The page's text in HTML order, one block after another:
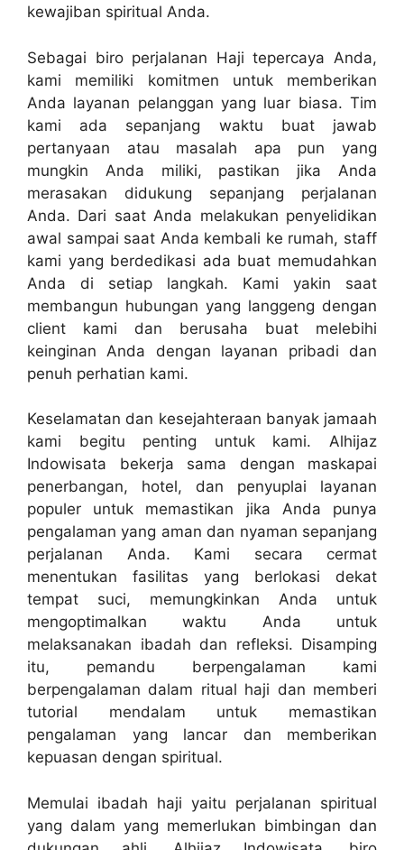
kewajiban spiritual Anda.
Sebagai biro perjalanan Haji tepercaya Anda,
kami memiliki komitmen untuk memberikan
Anda layanan pelanggan yang luar biasa. Tim
kami ada sepanjang waktu buat jawab
pertanyaan atau masalah apa pun yang
mungkin Anda miliki, pastikan jika Anda
merasakan didukung sepanjang perjalanan
Anda. Dari saat Anda melakukan penyelidikan
awal sampai saat Anda kembali ke rumah, staff
kami yang berdedikasi ada buat memudahkan
Anda di setiap langkah. Kami yakin saat
membangun hubungan yang langgeng dengan
client kami dan berusaha buat melebihi
keinginan Anda dengan layanan pribadi dan
penuh perhatian kami.
Keselamatan dan kesejahteraan banyak jamaah
kami begitu penting untuk kami. Alhijaz
Indowisata bekerja sama dengan maskapai
penerbangan, hotel, dan penyuplai layanan
populer untuk memastikan jika Anda punya
pengalaman yang aman dan nyaman sepanjang
perjalanan Anda. Kami secara cermat
menentukan fasilitas yang berlokasi dekat
tempat suci, memungkinkan Anda untuk
mengoptimalkan waktu Anda untuk
melaksanakan ibadah dan refleksi. Disamping
itu, pemandu berpengalaman kami
berpengalaman dalam ritual haji dan memberi
tutorial mendalam untuk memastikan
pengalaman yang lancar dan memberikan
kepuasan dengan spiritual.
Memulai ibadah haji yaitu perjalanan spiritual
yang dalam yang memerlukan bimbingan dan